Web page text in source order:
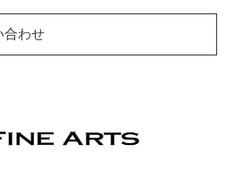
合わせ